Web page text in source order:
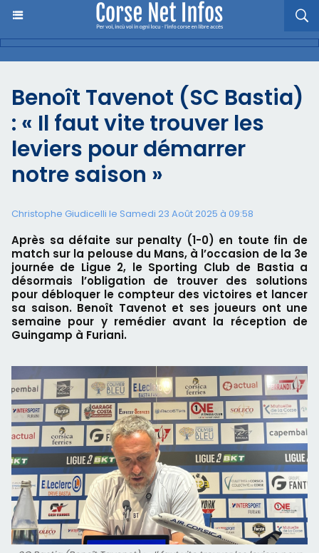
Benoît Tavenot (SC Bastia)
: « Il faut vite trouver les
leviers pour démarrer
notre saison »
Christophe Giudicelli le Samedi 23 Août 2025 à 09:58
Après sa défaite sur penalty (1-0) en toute fin de
match sur la pelouse du Mans, à l’occasion de la 3e
journée de Ligue 2, le Sporting Club de Bastia a
désormais l’obligation de trouver des solutions
pour débloquer le compteur des victoires et lancer
sa saison. Benoît Tavenot et ses joueurs ont une
semaine pour y remédier avant la réception de
Guingamp à Furiani.